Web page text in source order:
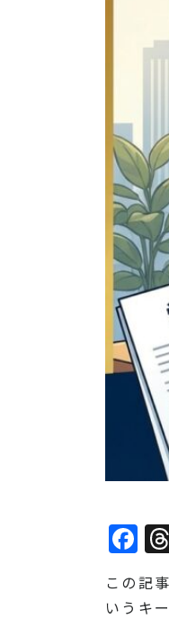
この記
いうキ